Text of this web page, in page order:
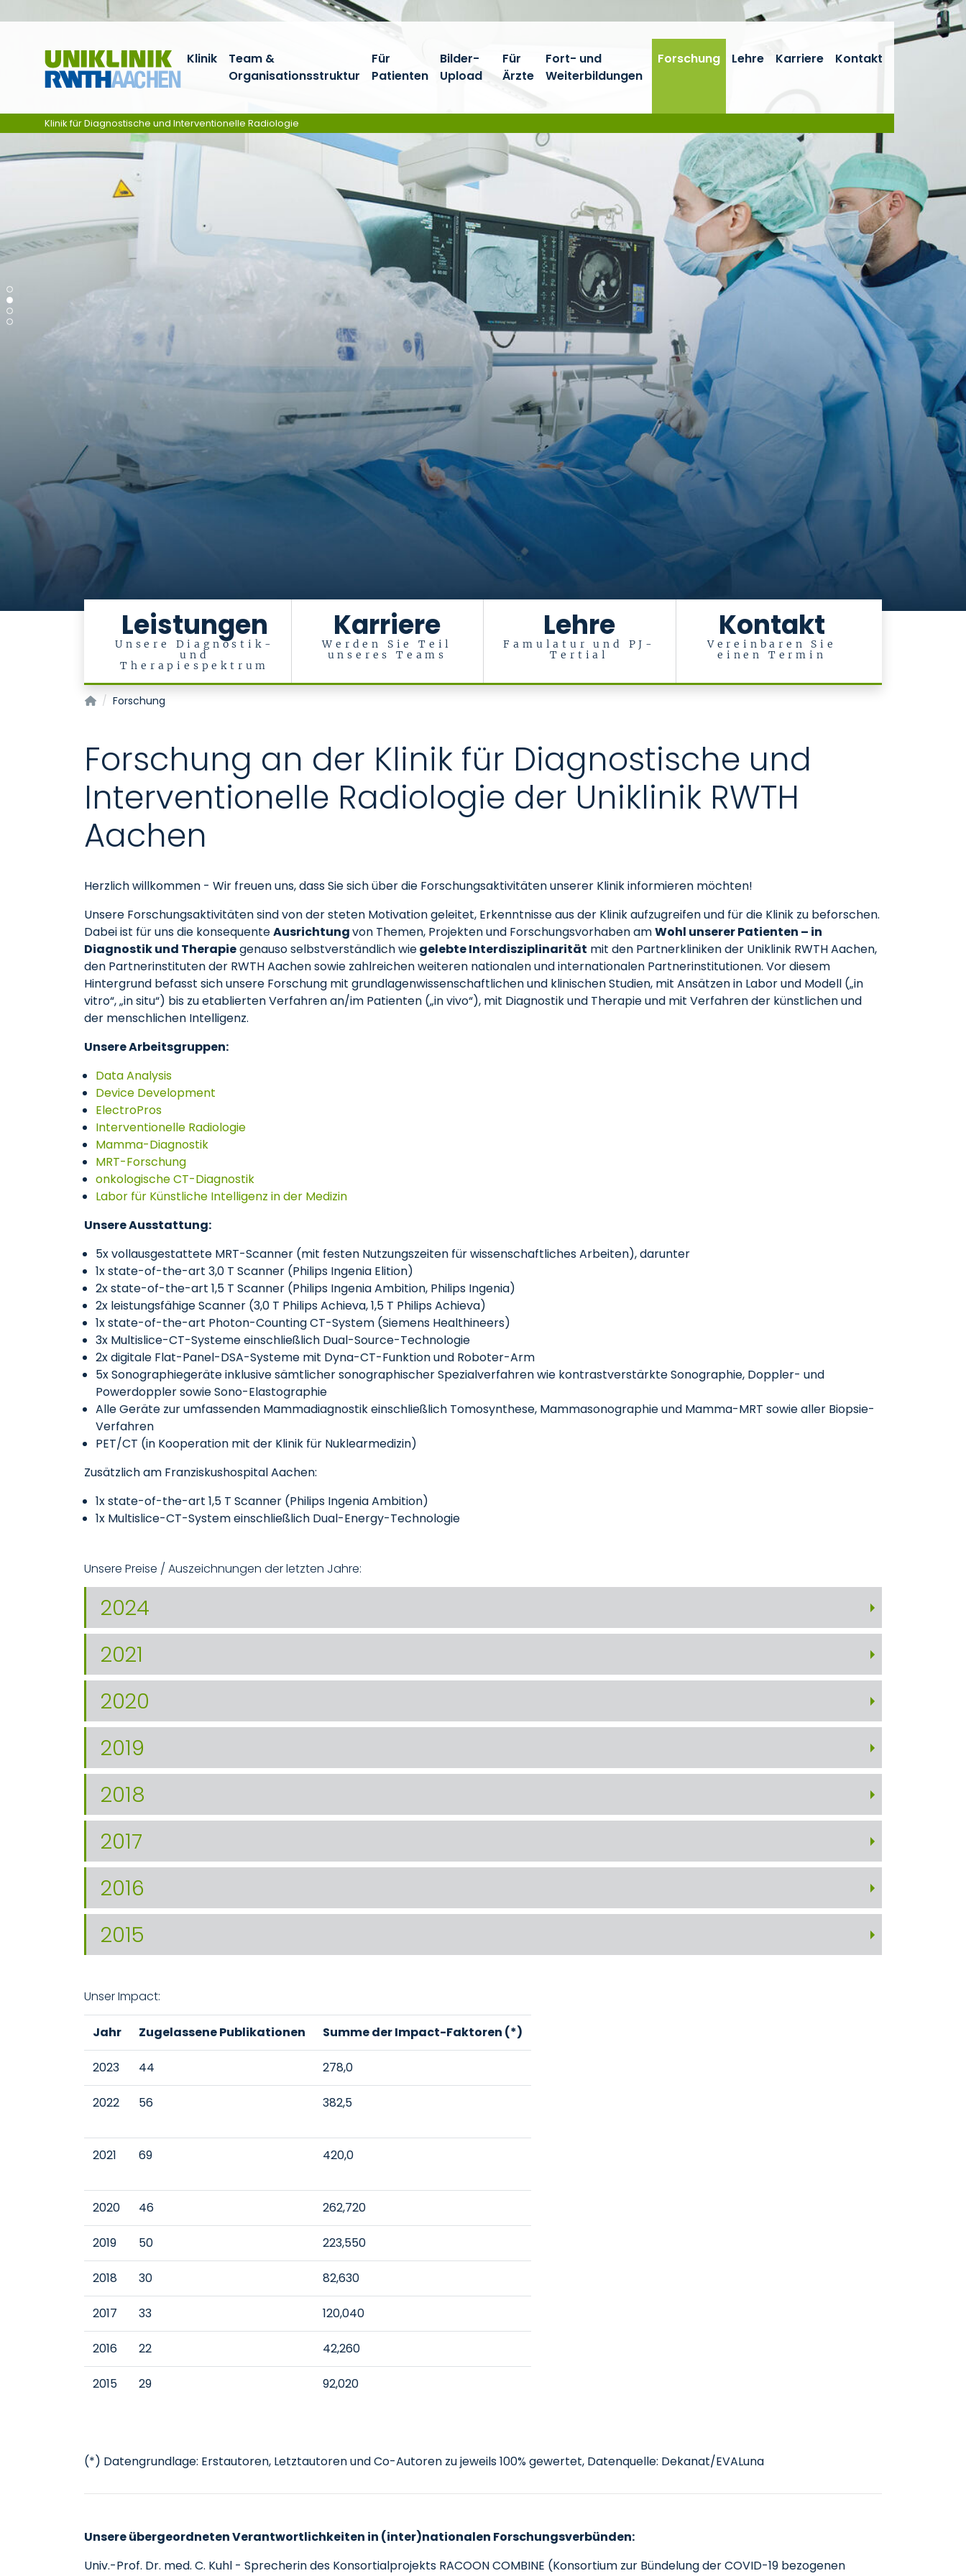
Leistungen
Unsere Diagnostik-
und
Therapiespektrum
Karriere
Werden Sie Teil
unseres Teams
Lehre
Famulatur und PJ-
Tertial
Kontakt
Vereinbaren Sie
einen Termin
Klinik
Team &
Organisationsstruktur
Für
Patienten
Bilder-
Upload
Für
Ärzte
Fort- und
Weiterbildungen
Forschung Lehre Karriere Kontakt
Klinik für Diagnostische und Interventionelle Radiologie
Klinik für Diagnostische und Interventionelle Radiologie
Forschung
Forschung an der Klinik für Diagnostische und
Interventionelle Radiologie der Uniklinik RWTH
Aachen
Herzlich willkommen - Wir freuen uns, dass Sie sich über die Forschungsaktivitäten unserer Klinik informieren möchten!
Unsere Forschungsaktivitäten sind von der steten Motivation geleitet, Erkenntnisse aus der Klinik aufzugreifen und für die Klinik zu beforschen.
Dabei ist für uns die konsequenteAusrichtungvon Themen, Projekten und Forschungsvorhaben amWohl unserer Patienten – in
Diagnostik und Therapiegenauso selbstverständlich wiegelebte Interdisziplinarität mit den Partnerkliniken der Uniklinik RWTH Aachen,
den Partnerinstituten der RWTH Aachen sowie zahlreichen weiteren nationalen und internationalen Partnerinstitutionen. Vor diesem
Hintergrund befasst sich unsere Forschung mit grundlagenwissenschaftlichen und klinischen Studien, mit Ansätzen in Labor und Modell („in
vitro“, „in situ“) bis zu etablierten Verfahren an/im Patienten („in vivo“), mit Diagnostik und Therapie und mit Verfahren der künstlichen und
der menschlichen Intelligenz.
Unsere Arbeitsgruppen:
Data Analysis
Device Development
ElectroPros
Interventionelle Radiologie
Mamma-Diagnostik
MRT-Forschung
onkologische CT-Diagnostik
Labor für Künstliche Intelligenz in der Medizin
Unsere Ausstattung:
5x vollausgestattete MRT-Scanner (mit festen Nutzungszeiten für wissenschaftliches Arbeiten), darunter
1x state-of-the-art 3,0 T Scanner (Philips Ingenia Elition)
2x state-of-the-art 1,5 T Scanner (Philips Ingenia Ambition, Philips Ingenia)
2x leistungsfähige Scanner (3,0 T Philips Achieva, 1,5 T Philips Achieva)
1x state-of-the-art Photon-Counting CT-System (Siemens Healthineers)
3x Multislice-CT-Systeme einschließlich Dual-Source-Technologie
2x digitale Flat-Panel-DSA-Systeme mit Dyna-CT-Funktion und Roboter-Arm
5x Sonographiegeräte inklusive sämtlicher sonographischer Spezialverfahren wie kontrastverstärkte Sonographie, Doppler- und
Powerdoppler sowie Sono-Elastographie
Alle Geräte zur umfassenden Mammadiagnostik einschließlich Tomosynthese, Mammasonographie und Mamma-MRT sowie aller Biopsie-
Verfahren
PET/CT (in Kooperation mit der Klinik für Nuklearmedizin)
Zusätzlich am Franziskushospital Aachen:
1x state-of-the-art 1,5 T Scanner (Philips Ingenia Ambition)
1x Multislice-CT-System einschließlich Dual-Energy-Technologie
Unsere Preise / Auszeichnungen der letzten Jahre:
2024
2021
2020
2019
2018
2017
2016
2015
Unser Impact:
Jahr Zugelassene Publikationen Summe der Impact-Faktoren (*)
2023 44 278,0
2022 56 382,5
2021 69 420,0
2020 46 262,720
2019 50 223,550
2018 30 82,630
2017 33 120,040
2016 22 42,260
2015 29 92,020
(*) Datengrundlage: Erstautoren, Letztautoren und Co-Autoren zu jeweils 100% gewertet, Datenquelle: Dekanat/EVALuna
Unsere übergeordneten Verantwortlichkeiten in (inter)nationalen Forschungsverbünden:
Univ.-Prof. Dr. med. C. Kuhl - Sprecherin des Konsortialprojekts RACOON COMBINE (Konsortium zur Bündelung der COVID-19 bezogenen